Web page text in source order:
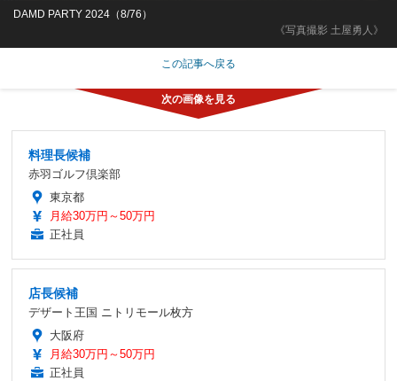
《写真撮影 土屋勇人》
DAMD PARTY 2024（8/76）
この記事へ戻る
料理長候補
赤羽ゴルフ倶楽部
東京都
月給30万円～50万円
正社員
店長候補
デザート王国 ニトリモール枚方
大阪府
月給30万円～50万円
正社員